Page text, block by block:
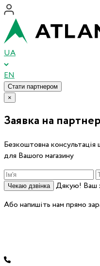
UA
EN
Стати партнером
×
Заявка на
Безкоштовна
для Вашого магазину
Чекаю дзвінка
Дякую! Ваш
Або напишіть нам прямо